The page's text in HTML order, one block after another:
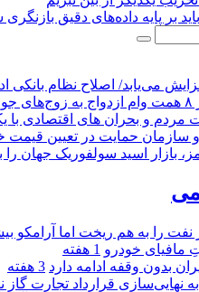
می‌یابد/ اصلاح نظام بانکی
و بحران های اقتصادی با
سازمان حمایت در تعیین قیمت
بازار اسید سولفوریک جهان
نفت را به هم ریخت اما آرامکو
مافیای خودرو 1 هفته
بدون وقفه ادامه دارد 3 هفته
نهایی‌سازی قرارداد تجارت گاز